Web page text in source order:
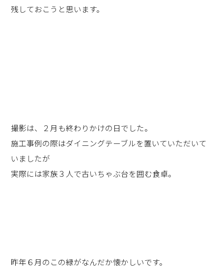
残しておこうと思います。
撮影は、２月も終わりかけの日でした。
施工事例の際はダイニングテーブルを置いていただいて
いましたが
実際には家族３人で古いちゃぶ台を囲む食卓。
昨年６月のこの緑がなんだか懐かしいです。